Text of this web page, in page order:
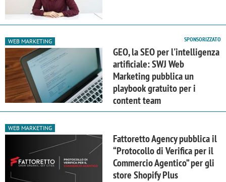
WEB MARKETING SPONSORIZZATO
GEO, la SEO per l'intelligenza
artificiale: SWJ Web
Marketing pubblica un
playbook gratuito per i
content team
WEB MARKETING
Fattoretto Agency pubblica il
“Protocollo di Verifica per il
Commercio Agentico” per gli
store Shopify Plus